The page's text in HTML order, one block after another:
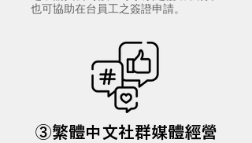
也可協助在台員工之簽證申請。
③繁體中文社群媒體經營